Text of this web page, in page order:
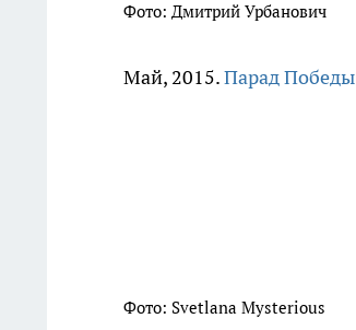
Фото: Дмитрий Урбанович
Май, 2015.Парад Победы
Фото: Svetlana Mysterious